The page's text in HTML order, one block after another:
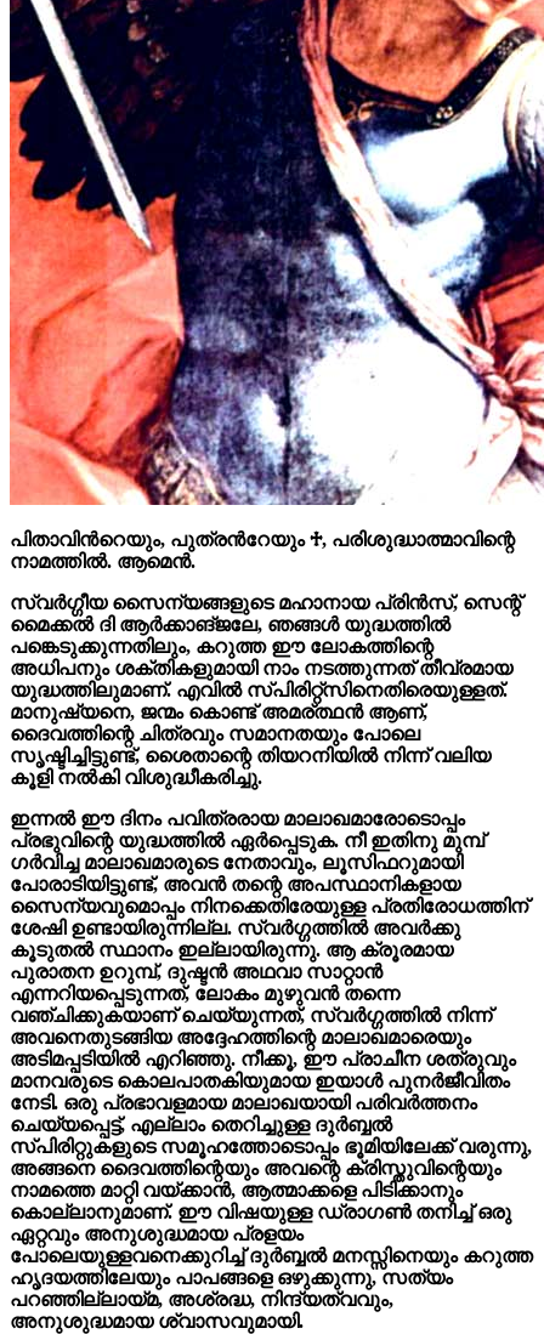
പിതാവിൻറെയും, പുത്രൻറേയും♱, പരിശുദ്ധാത്മാവിന്റെ
നാമത്തിൽ. ആമെൻ.
സ്വർഗ്ഗീയ സൈന്യങ്ങളുടെ മഹാനായ പ്രിൻസ്, സെന്റ്
മൈക്കൽ ദി ആർക്കാങ്ജലേ, ഞങ്ങൾ യുദ്ധത്തിൽ
പങ്കെടുക്കുന്നതിലും, കറുത്ത ഈ ലോകത്തിന്റെ
അധിപനും ശക്തികളുമായി നാം നടത്തുന്നത് തീവ്രമായ
യുദ്ധത്തിലുമാണ്. എവിൽ സ്പിരിറ്റ്സിനെതിരെയുള്ളത്.
മാനുഷ്യനെ, ജന്മം കൊണ്ട് അമര്ത്ഥൻ ആണ്,
ദൈവത്തിന്റെ ചിത്രവും സമാനതയും പോലെ
സൃഷ്ടിച്ചിട്ടുണ്ട്, ശൈതാന്റെ തിയറനിയിൽ നിന്ന് വലിയ
കൂളി നൽകി വിശുദ്ധീകരിച്ചു.
ഇന്നല്‍ ഈ ദിനം പവിത്രരായ മാലാഖമാരോടൊപ്പം
പ്രഭുവിന്റെ യുദ്ധത്തിൽ ഏർപ്പെടുക. നീ ഇതിനു മുമ്പ്
ഗർവിച്ച മാലാഖമാരുടെ നേതാവും, ലൂസിഫറുമായി
പോരാടിയിട്ടുണ്ട്, അവൻ തന്റെ അപസ്ഥാനികളായ
സൈന്യവുമൊപ്പം നിനക്കെതിരേയുള്ള പ്രതിരോധത്തിന്
ശേഷി ഉണ്ടായിരുന്നില്ല. സ്വർഗ്ഗത്തിൽ അവർക്കു
കൂടുതൽ സ്ഥാനം ഇല്ലായിരുന്നു. ആ ക്രൂരമായ
പുരാതന ഉറുമ്പ്, ദുഷ്ടൻ അഥവാ സാറ്റാൻ
എന്നറിയപ്പെടുന്നത്, ലോകം മുഴുവൻ തന്നെ
വഞ്ചിക്കുകയാണ് ചെയ്യുന്നത്, സ്വർഗ്ഗത്തിൽ നിന്ന്
അവനെതുടങ്ങിയ അദ്ദേഹത്തിന്റെ മാലാഖമാരെയും
അടിമപ്പടിയിൽ എറിഞ്ഞു. നീക്കൂ, ഈ പ്രാചീന ശത്രുവും
മാനവരുടെ കൊലപാതകിയുമായ ഇയാൾ പുനർജീവിതം
നേടി. ഒരു പ്രഭാവളമായ മാലാഖയായി പരിവർത്തനം
ചെയ്യപ്പെട്ട്, എല്ലാം തെറിച്ചുള്ള ദുർബ്ബൽ
സ്പിരിറ്റുകളുടെ സമൂഹത്തോടൊപ്പം ഭൂമിയിലേക്ക് വരുന്നു,
അങ്ങനെ ദൈവത്തിന്റെയും അവന്റെ ക്രിസ്തുവിന്റെയും
നാമത്തെ മാറ്റി വയ്ക്കാൻ, ആത്മാക്കളെ പിടിക്കാനും
കൊല്ലാനുമാണ്. ഈ വിഷയുള്ള ഡ്രാഗൺ തനിച്ച് ഒരു
ഏറ്റവും അനുശുദ്ധമായ പ്രളയം
പോലെയുള്ളവനെക്കുറിച്ച് ദുർബ്ബൽ മനസ്സിനെയും കറുത്ത
ഹൃദയത്തിലേയും പാപങ്ങളെ ഒഴുക്കുന്നു, സത്യം
പറഞ്ഞില്ലായ്മ, അശ്രദ്ധ, നിന്ദ്യത്വവും,
അനുശുദ്ധമായ ശ്വാസവുമായി.